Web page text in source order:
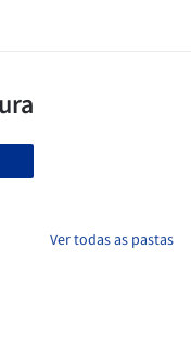
Ver todas as pastas